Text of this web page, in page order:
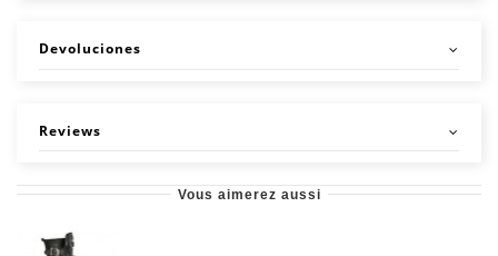
Devoluciones
Reviews
Vous aimerez aussi